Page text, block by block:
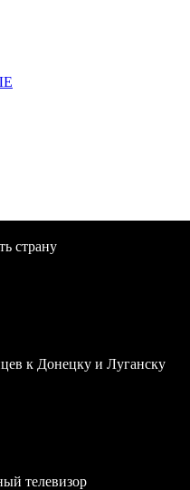
страну
к Донецку и Луганску
телевизор